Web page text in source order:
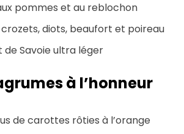
pommes et au reblochon
diots, beaufort et poireau
de Savoie ultra léger
à l’honneur
de carottes rôties à l’orange